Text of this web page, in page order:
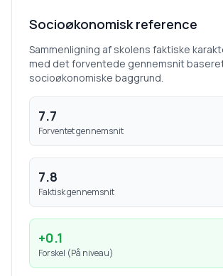
Socioøkonomisk reference
Sammenligning af skolens faktiske
med det forventede gennemsnit
socioøkonomiske baggrund.
7.7
Forventet gennemsnit
7.8
Faktisk gennemsnit
+0.1
Forskel (På niveau)